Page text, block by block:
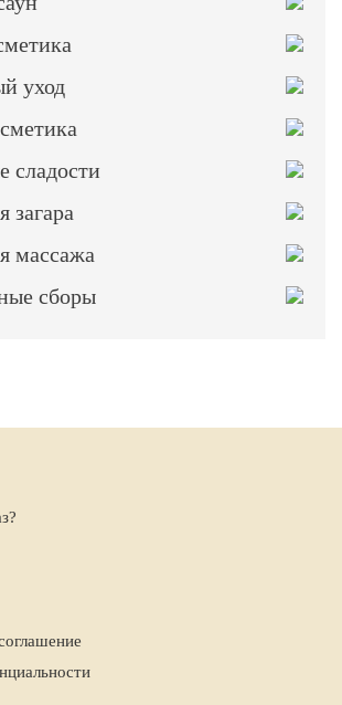
уход
сладости
загара
массажа
сборы